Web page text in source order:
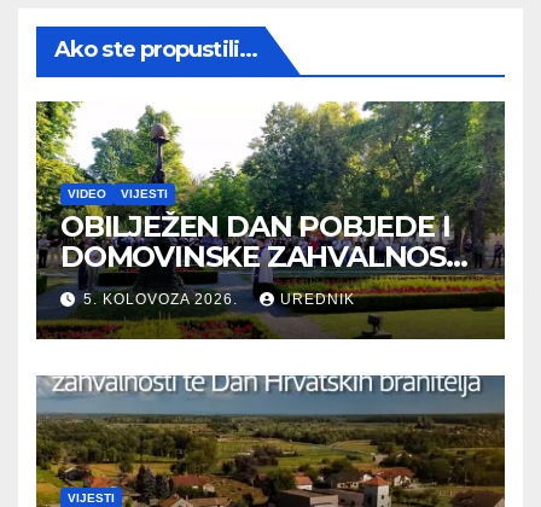
Ako ste propustili...
VIDEO VIJESTI
OBILJEŽEN DAN POBJEDE I
DOMOVINSKE ZAHVALNOSTI
TE DAN HRVATSKIH
BRANITELJA
5. KOLOVOZA 2026. UREDNIK
VIJESTI